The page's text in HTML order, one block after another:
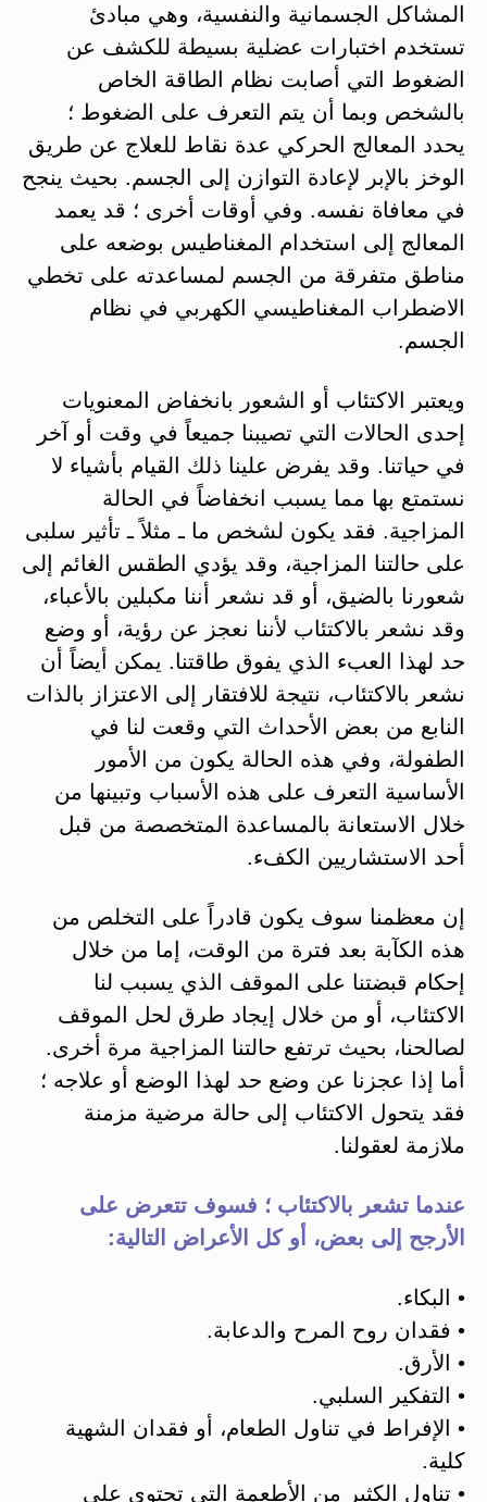
المشاكل الجسمانية والنفسية، وهي مبادئ
تستخدم اختبارات عضلية بسيطة للكشف عن
الضغوط التي أصابت نظام الطاقة الخاص
بالشخص وبما أن يتم التعرف على الضغوط ؛
يحدد المعالج الحركي عدة نقاط للعلاج عن طريق
الوخز بالإبر لإعادة التوازن إلى الجسم. بحيث ينجح
في معافاة نفسه. وفي أوقات أخرى ؛ قد يعمد
المعالج إلى استخدام المغناطيس بوضعه على
مناطق متفرقة من الجسم لمساعدته على تخطي
الاضطراب المغناطيسي الكهربي في نظام
الجسم.
ويعتبر الاكتئاب أو الشعور بانخفاض المعنويات
إحدى الحالات التي تصيبنا جميعاً في وقت أو آخر
في حياتنا. وقد يفرض علينا ذلك القيام بأشياء لا
نستمتع بها مما يسبب انخفاضاً في الحالة
المزاجية. فقد يكون لشخص ما ـ مثلاً ـ تأثير سلبى
على حالتنا المزاجية، وقد يؤدي الطقس الغائم إلى
شعورنا بالضيق، أو قد نشعر أننا مكبلين بالأعباء،
وقد نشعر بالاكتئاب لأننا نعجز عن رؤية، أو وضع
حد لهذا العبء الذي يفوق طاقتنا. يمكن أيضاً أن
نشعر بالاكتئاب، نتيجة للافتقار إلى الاعتزاز بالذات
النابع من بعض الأحداث التي وقعت لنا في
الطفولة، وفي هذه الحالة يكون من الأمور
الأساسية التعرف على هذه الأسباب وتبينها من
خلال الاستعانة بالمساعدة المتخصصة من قبل
أحد الاستشاريين الكفء.
إن معظمنا سوف يكون قادراً على التخلص من
هذه الكآبة بعد فترة من الوقت، إما من خلال
إحكام قبضتنا على الموقف الذي يسبب لنا
الاكتئاب، أو من خلال إيجاد طرق لحل الموقف
لصالحنا، بحيث ترتفع حالتنا المزاجية مرة أخرى.
أما إذا عجزنا عن وضع حد لهذا الوضع أو علاجه ؛
فقد يتحول الاكتئاب إلى حالة مرضية مزمنة
ملازمة لعقولنا.
عندما تشعر بالاكتئاب ؛ فسوف تتعرض على
الأرجح إلى بعض، أو كل الأعراض التالية:
• البكاء.
• فقدان روح المرح والدعابة.
• الأرق.
• التفكير السلبي.
• الإفراط في تناول الطعام، أو فقدان الشهية
كلية.
• تناول الكثير من الأطعمة التي تحتوي على